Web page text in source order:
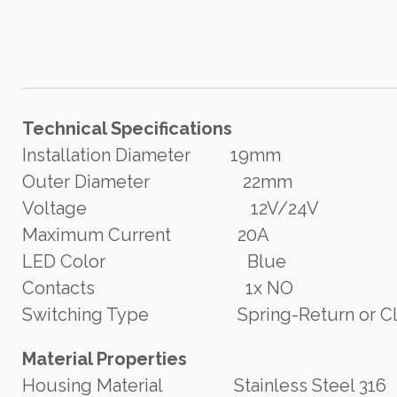
Technical Specifications
Installation Diameter 19mm
Outer Diameter 22mm
Voltage 12V/24V
Maximum Current 20A
LED Color Blue
Contacts 1x NO
Switching Type Spring-Return or
Material Properties
Housing Material Stainless Steel 316